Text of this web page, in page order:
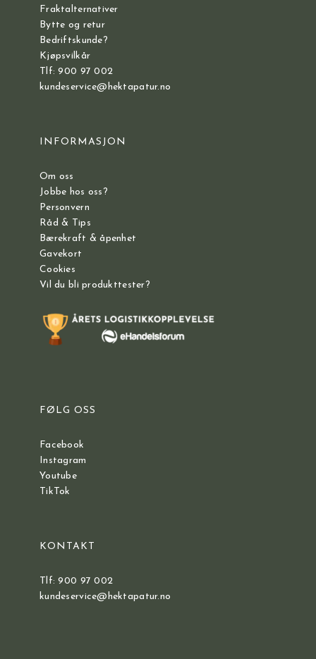
Fraktalternativer
Bytte og retur
Bedriftskunde?
Kjøpsvilkår
Tlf: 900 97 002
kundeservice@hektapatur.no
INFORMASJON
Om oss
Jobbe hos oss?
Personvern
Råd & Tips
Bærekraft & åpenhet
Gavekort
Cookies
Vil du bli produkttester?
FØLG OSS
Facebook
Instagram
Youtube
TikTok
KONTAKT
Tlf: 900 97 002
kundeservice@hektapatur.no